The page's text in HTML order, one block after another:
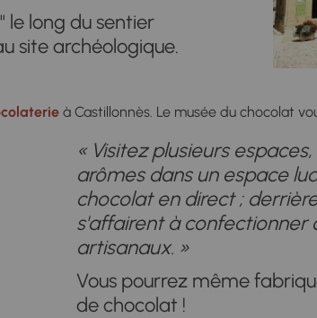
le long du sentier
site archéologique.
à Castillonnès. Le musée du chocolat
« Visitez plusieurs
arômes dans un espace
chocolat en direct ;
s'affairent à confectionner
artisanaux. »
Vous pourrez même
de chocolat !